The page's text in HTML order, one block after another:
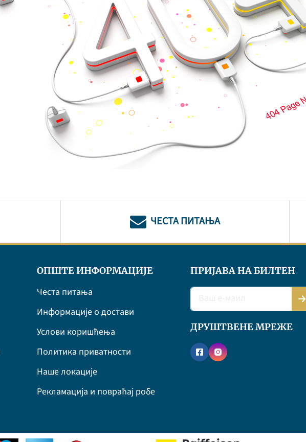
ЧЕСТА ПИТАЊА
ОПШТЕ ИНФОРМАЦИЈЕ
Честа питања
Информације о достави
Услови коришћења
Политика приватности
Наше локације
Рекламација и повраћај робе
ПРИЈАВА НА БИЛТЕН
ДРУШТВЕНЕ МРЕЖЕ